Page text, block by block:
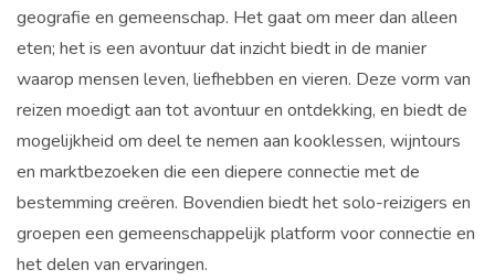
geografie en gemeenschap. Het gaat om meer dan alleen
eten; het is een avontuur dat inzicht biedt in de manier
waarop mensen leven, liefhebben en vieren. Deze vorm van
reizen moedigt aan tot avontuur en ontdekking, en biedt de
mogelijkheid om deel te nemen aan kooklessen, wijntours
en marktbezoeken die een diepere connectie met de
bestemming creëren. Bovendien biedt het solo-reizigers en
groepen een gemeenschappelijk platform voor connectie en
het delen van ervaringen.